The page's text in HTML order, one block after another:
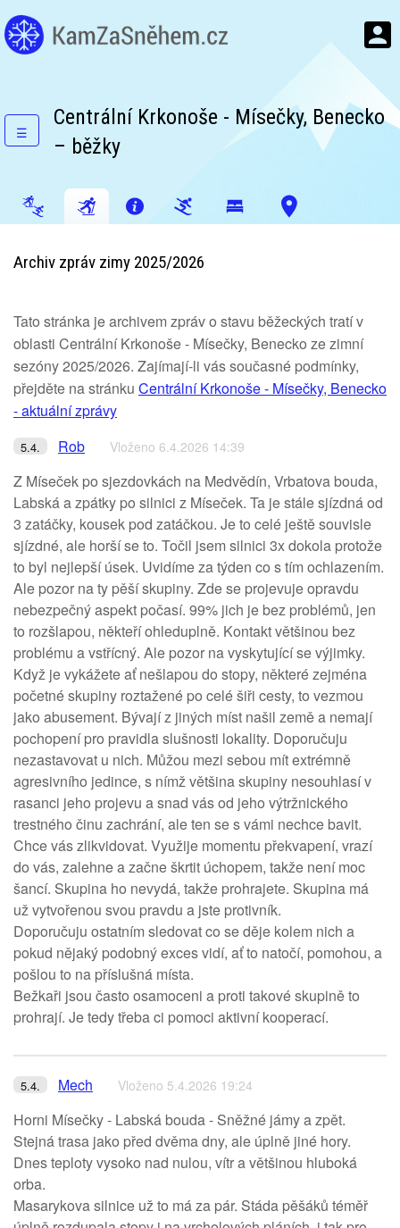
☰
Centrální Krkonoše - Mísečky, Benecko
– běžky
Archiv zpráv zimy 2025/2026
Tato stránka je archivem zpráv o stavu běžeckých tratí v
oblasti Centrální Krkonoše - Mísečky, Benecko ze zimní
sezóny 2025/2026. Zajímají-li vás současné podmínky,
přejděte na stránku Centrální Krkonoše - Mísečky, Benecko
- aktuální zprávy
5.4. Rob Vloženo 6.4.2026 14:39
Z Míseček po sjezdovkách na Medvědín, Vrbatova bouda,
Labská a zpátky po silnici z Míseček. Ta je stále sjízdná od
3 zatáčky, kousek pod zatáčkou. Je to celé ještě souvisle
sjízdné, ale horší se to. Točil jsem silnici 3x dokola protože
to byl nejlepší úsek. Uvidíme za týden co s tím ochlazením.
Ale pozor na ty pěší skupiny. Zde se projevuje opravdu
nebezpečný aspekt počasí. 99% jich je bez problémů, jen
to rozšlapou, někteří ohleduplně. Kontakt většinou bez
problému a vstřícný. Ale pozor na vyskytující se výjimky.
Když je vykážete ať nešlapou do stopy, některé zejména
početné skupiny roztažené po celé šiři cesty, to vezmou
jako abusement. Bývají z jiných míst našil země a nemají
pochopení pro pravidla slušnosti lokality. Doporučuju
nezastavovat u nich. Můžou mezi sebou mít extrémně
agresivního jedince, s nímž většina skupiny nesouhlasí v
rasanci jeho projevu a snad vás od jeho výtržnického
trestného činu zachrání, ale ten se s vámi nechce bavit.
Chce vás zlikvidovat. Využije momentu překvapení, vrazí
do vás, zalehne a začne škrtit úchopem, takže není moc
šancí. Skupina ho nevydá, takže prohrajete. Skupina má
už vytvořenou svou pravdu a jste protivník.
Doporučuju ostatním sledovat co se děje kolem nich a
pokud nějaký podobný exces vidí, ať to natočí, pomohou, a
pošlou to na příslušná místa.
Bežkaři jsou často osamoceni a proti takové skupině to
prohrají. Je tedy třeba ci pomoci aktivní kooperací.
5.4. Mech Vloženo 5.4.2026 19:24
Horni Mísečky - Labská bouda - Sněžné jámy a zpět.
Stejná trasa jako před dvěma dny, ale úplně jiné hory.
Dnes teploty vysoko nad nulou, vítr a většinou hluboká
orba.
Masarykova silnice už to má za pár. Stáda pěšáků téměř